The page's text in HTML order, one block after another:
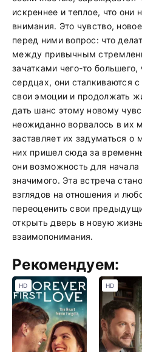
искреннее и теплое, что они
внимания. Это чувство,
перед ними вопрос: что
между привычным
зачатками чего-то
сердцах, они сталкиваются
свои эмоции и продолжать
дать шанс этому новому
неожиданно ворвалось в их
заставляет их задуматься
них пришел сюда за
они возможность для начала
значимого. Эта встреча
взглядов на отношения и
переоценить свои
открыть дверь в новую
взаимопонимания.
Рекомендуем:
HD HD